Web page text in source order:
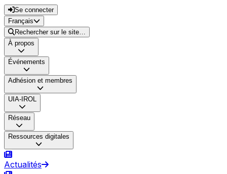
Se connecter
Français
Rechercher sur le site…
À propos
Événements
Adhésion et membres
UIA-IROL
Réseau
Ressources digitales
Actualités